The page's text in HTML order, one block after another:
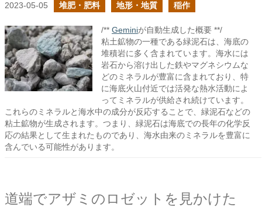
2023-05-05 堆肥・肥料 地形・地質 稲作
/** Geminiが自動生成した概要 **/
粘土鉱物の一種である緑泥石は、海底の
堆積岩に多く含まれています。海水には
岩石から溶け出した鉄やマグネシウムな
どのミネラルが豊富に含まれており、特
に海底火山付近では活発な熱水活動によ
ってミネラルが供給され続けています。
これらのミネラルと海水中の成分が反応することで、緑泥石などの
粘土鉱物が生成されます。つまり、緑泥石は海底での長年の化学反
応の結果として生まれたものであり、海水由来のミネラルを豊富に
含んでいる可能性があります。
道端でアザミのロゼットを見かけた